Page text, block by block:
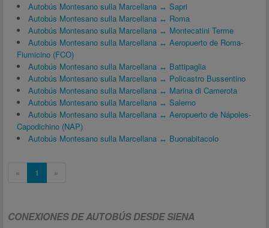
Autobús Montesano sulla Marcellana ↔ Sapri
Autobús Montesano sulla Marcellana ↔ Roma
Autobús Montesano sulla Marcellana ↔ Montecatini Terme
Autobús Montesano sulla Marcellana ↔ Aeropuerto de Roma-
Fiumicino (FCO)
Autobús Montesano sulla Marcellana ↔ Battipaglia
Autobús Montesano sulla Marcellana ↔ Policastro Bussentino
Autobús Montesano sulla Marcellana ↔ Marina di Camerota
Autobús Montesano sulla Marcellana ↔ Salerno
Autobús Montesano sulla Marcellana ↔ Aeropuerto de Nápoles-
Capodichino (NAP)
Autobús Montesano sulla Marcellana ↔ Buonabitacolo
« 1 »
CONEXIONES DE AUTOBÚS DESDE SIENA